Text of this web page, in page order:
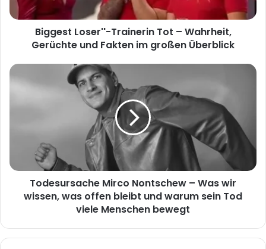
und
Fakten
großen
Biggest Loser''-Trainerin Tot – Wahrheit,
Gerüchte und Fakten im großen Überblick
Todesursache
Mirco
offen
Tod
Todesursache Mirco Nontschew – Was wir
wissen, was offen bleibt und warum sein Tod
viele Menschen bewegt